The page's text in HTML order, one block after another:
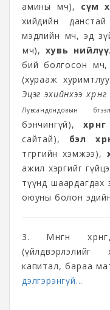
амины өмч), сүм
хийдийн данстай
мэдлийн өмч, эд
өмч), хувь
бий болгосон өмч,
(хурааж
Эцэг эхийнхээ
Лувсандондовын
бэнчингүй),
сайтай), бэл
төгрөгийн хэмжээ),
ажил хэргийг
түүнд шаардагдах
оюуны болон
3. Мөнгөн
(үйлдвэрлэлийг
капитал, бараа
дэлгэрэнгүй...